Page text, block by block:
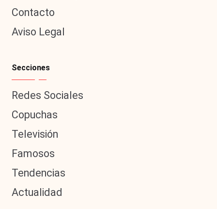
Contacto
Aviso Legal
Secciones
Redes Sociales
Copuchas
Televisión
Famosos
Tendencias
Actualidad